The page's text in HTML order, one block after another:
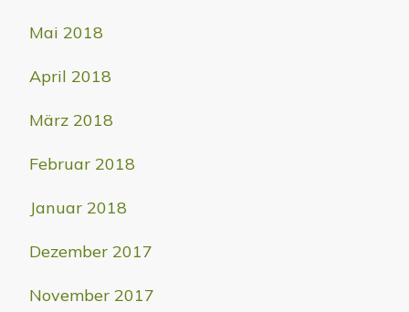
Mai 2018
April 2018
März 2018
Februar 2018
Januar 2018
Dezember 2017
November 2017